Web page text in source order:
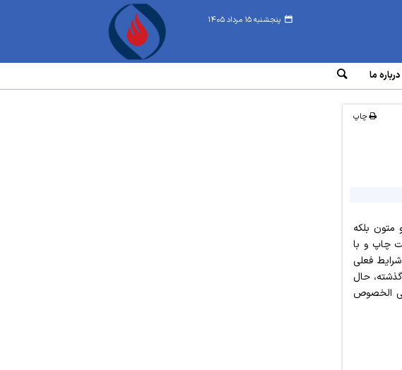
پنجشنبه ۱۵ مرداد ۱۴۰۵
درباره ما
چاپ
متون بلکه
چاپ و با
فعلی
حال
الخصوص